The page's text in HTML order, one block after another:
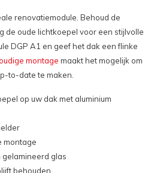
renovatiemodule. Behoud de
de oude lichtkoepel voor een stijlvolle
DGP A1 en geef het dak een flinke
montage maakt het mogelijk om
to-date te maken.
op uw dak met aluminium
montage
glas
behouden